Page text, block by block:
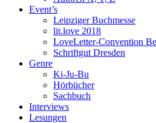
Event’s
Leipziger Buchmesse
lit.love 2018
LoveLetter-Convention
Schriftgut Dresden
Genre
Ki-Ju-Bu
Hörbücher
Sachbuch
Interviews
Lesungen